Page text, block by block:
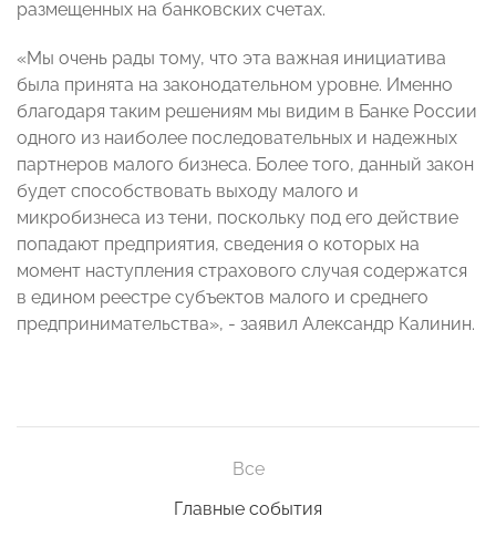
размещенных на банковских счетах.
«Мы очень рады тому, что эта важная инициатива
была принята на законодательном уровне. Именно
благодаря таким решениям мы видим в Банке России
одного из наиболее последовательных и надежных
партнеров малого бизнеса. Более того, данный закон
будет способствовать выходу малого и
микробизнеса из тени, поскольку под его действие
попадают предприятия, сведения о которых на
момент наступления страхового случая содержатся
в едином реестре субъектов малого и среднего
предпринимательства», - заявил Александр Калинин.
Все
Главные события